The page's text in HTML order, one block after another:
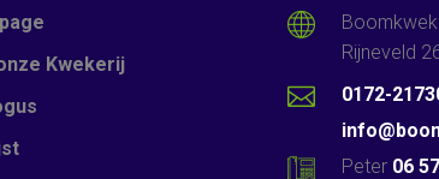
Kwekerij
Rijneveld
0172-
Peter 06